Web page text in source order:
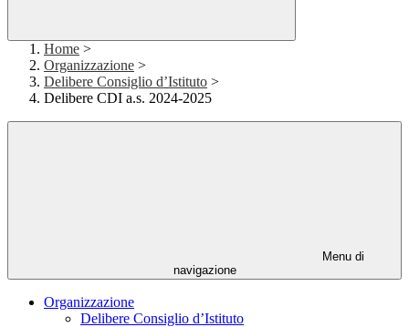
Home >
Organizzazione >
Delibere Consiglio d’Istituto >
Delibere CDI a.s. 2024-2025
Menu di
navigazione
Organizzazione
Delibere Consiglio d’Istituto